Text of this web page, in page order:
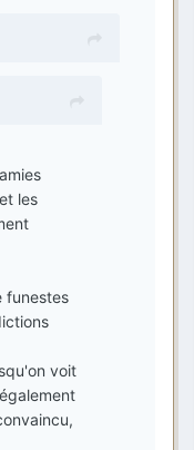
les
funestes
voit